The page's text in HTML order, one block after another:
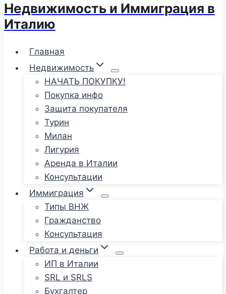
Недвижимость и Иммиграция в
Италию
Главная
Недвижимость
НАЧАТЬ ПОКУПКУ!
Покупка инфо
Защита покупателя
Турин
Милан
Лигурия
Аренда в Италии
Консультации
Иммиграция
Типы ВНЖ
Гражданство
Консультация
Работа и деньги
ИП в Италии
SRL и SRLS
Бухгалтер